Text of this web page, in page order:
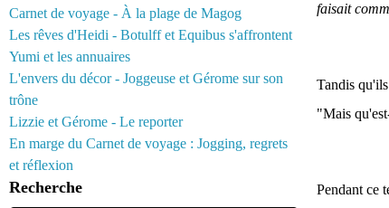
Carnet de voyage - À la plage de Magog
Les rêves d'Heidi - Botulff et Equibus s'affrontent
Yumi et les annuaires
L'envers du décor - Joggeuse et Gérome sur son
trône
Lizzie et Gérome - Le reporter
En marge du Carnet de voyage : Jogging, regrets
et réflexion
Recherche
faisait
Tandis
"Mais
Pendant ce